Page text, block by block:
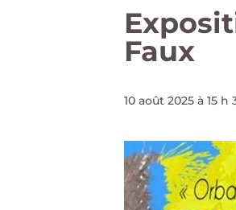
Faux
10 août 2025 à 15 h